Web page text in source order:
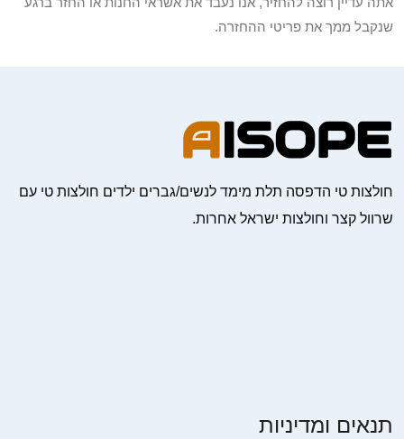
שנקבל ממך את פריטי ההחזרה.
חולצות טי הדפסה תלת מימד לנשים/גברים ילדים חולצות טי עם
שרוול קצר וחולצות ישראל אחרות.
תנאים ומדיניות